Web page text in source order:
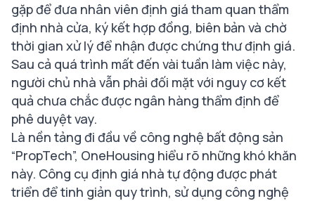
gặp để đưa nhân viên định giá tham quan thẩm
định nhà cửa, ký kết hợp đồng, biên bản và chờ
thời gian xử lý để nhận được chứng thư định giá.
Sau cả quá trình mất đến vài tuần làm việc này,
người chủ nhà vẫn phải đối mặt với nguy cơ kết
quả chưa chắc được ngân hàng thẩm định để
phê duyệt vay.
Là nền tảng đi đầu về công nghệ bất động sản
“PropTech”, OneHousing hiểu rõ những khó khăn
này. Công cụ định giá nhà tự động được phát
triển để tinh giản quy trình, sử dụng công nghệ